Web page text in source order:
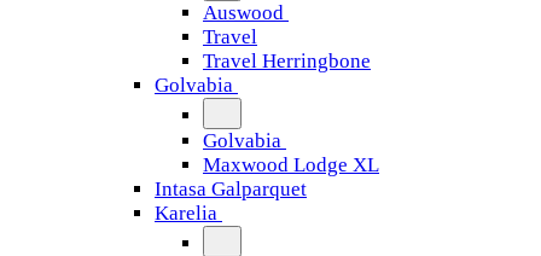
Auswood
Travel
Travel Herringbone
Golvabia
Golvabia
Maxwood Lodge XL
Intasa Galparquet
Karelia